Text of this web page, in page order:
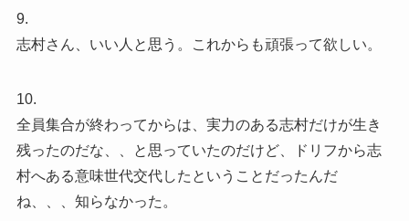
9.
志村さん、いい人と思う。これからも頑張って欲しい。
10.
全員集合が終わってからは、実力のある志村だけが生き
残ったのだな、、と思っていたのだけど、ドリフから志
村へある意味世代交代したということだったんだ
ね、、、知らなかった。